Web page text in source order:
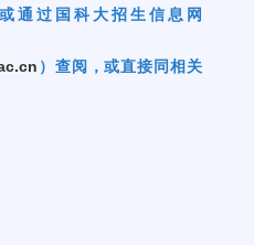
通过国科大招生信息网
）查阅，或直接同相关